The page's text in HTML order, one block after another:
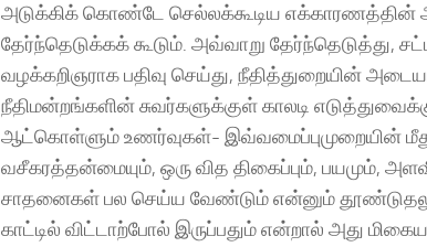
அடுக்கிக் கொண்டே செல்லக்கூடிய எக்காரணத்தின்
தேர்ந்தெடுக்கக் கூடும். அவ்வாறு தேர்ந்தெடுத்து,
வழக்கறிஞராக பதிவு செய்து, நீதித்துறையின்
நீதிமன்றங்களின் சுவர்களுக்குள் காலடி
ஆட்கொள்ளும் உணர்வுகள்- இவ்வமைப்புமுறையின் மீது
வசீகரத்தன்மையும், ஒரு வித திகைப்பும், பயமும்,
சாதனைகள் பல செய்ய வேண்டும் என்னும்
காட்டில் விட்டாற்போல் இருப்பதும் என்றால் அது